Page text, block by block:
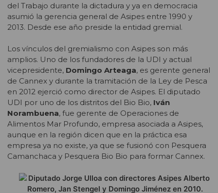
del Trabajo durante la dictadura y ya en democracia
asumió la gerencia general de Asipes entre 1990 y
2013. Desde ese año preside la entidad gremial.
Los vínculos del gremialismo con Asipes son más
amplios. Uno de los fundadores de la UDI y actual
vicepresidente, Domingo Arteaga, es gerente general
de Cannex y durante la tramitación de la Ley de Pesca
en 2012 ejerció como director de Asipes. El diputado
UDI por uno de los distritos del Bio Bio, Iván
Norambuena, fue gerente de Operaciones de
Alimentos Mar Profundo, empresa asociada a Asipes,
aunque en la región dicen que en la práctica esa
empresa ya no existe, ya que se fusionó con Pesquera
Camanchaca y Pesquera Bio Bio para formar Cannex.